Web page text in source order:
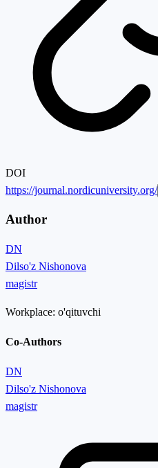
DOI
https://journal.nordicuniversity.org/
Author
DN
Dilso'z Nishonova
magistr
Workplace: o'qituvchi
Co-Authors
DN
Dilso'z Nishonova
magistr